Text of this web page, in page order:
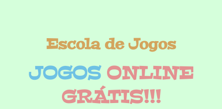
Escola de Jogos
JOGOS ONLINE
GRÁTIS!!!